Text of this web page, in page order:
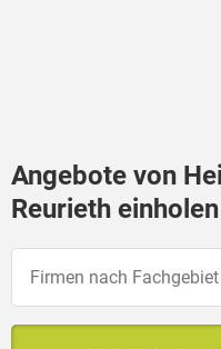
Angebote von
Reurieth einholen